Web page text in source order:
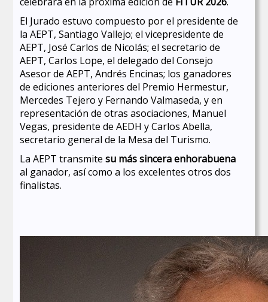
El Jurado estuvo compuesto por el presidente de
la AEPT, Santiago Vallejo; el vicepresidente de
AEPT, José Carlos de Nicolás; el secretario de
AEPT, Carlos Lope, el delegado del Consejo
Asesor de AEPT, Andrés Encinas; los ganadores
de ediciones anteriores del Premio Hermestur,
Mercedes Tejero y Fernando Valmaseda, y en
representación de otras asociaciones, Manuel
Vegas, presidente de AEDH y Carlos Abella,
secretario general de la Mesa del Turismo.
La AEPT transmite su más sincera enhorabuena
al ganador, así como a los excelentes otros dos
finalistas.